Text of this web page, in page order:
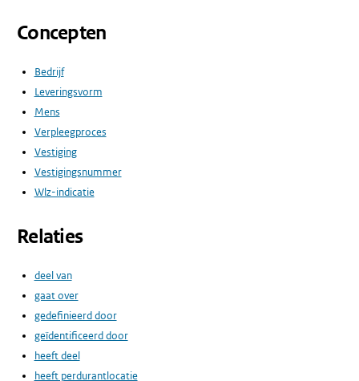
Concepten
Bedrijf
Leveringsvorm
Mens
Verpleegproces
Vestiging
Vestigingsnummer
Wlz-indicatie
Relaties
deel van
gaat over
gedefinieerd door
geïdentificeerd door
heeft deel
heeft perdurantlocatie